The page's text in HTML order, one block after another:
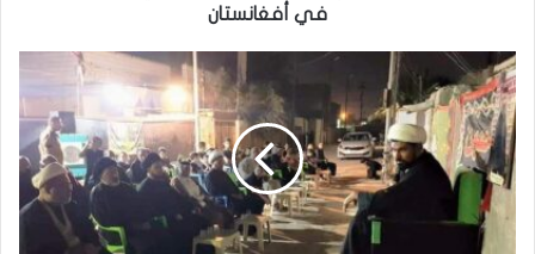
ل
ش
ي
خ
م
ح
في أفغانستان
م
ك
ت
ب
ا
ل
م